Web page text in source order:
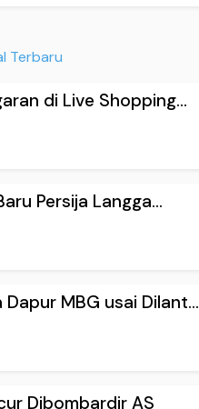
Terbaru
di Live Shopping...
Persija Langga...
MBG usai Dilant...
Dibombardir AS